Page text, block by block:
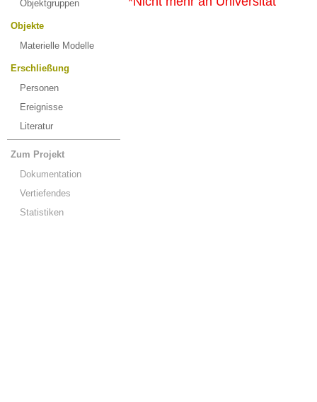
Objektgruppen
Objekte
Materielle Modelle
Erschließung
Personen
Ereignisse
Literatur
Zum Projekt
Dokumentation
Vertiefendes
Statistiken